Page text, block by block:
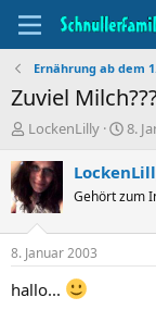
Ernährung ab dem
Zuviel
T
e
m
e
n
t
a
LockenLilly
B
g
n
a
8.
Gehört zum
8. Januar 2003
hallo...